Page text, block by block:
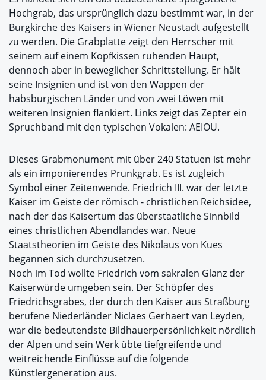
Hochgrab, das ursprünglich dazu bestimmt war, in der
Burgkirche des Kaisers in Wiener Neustadt aufgestellt
zu werden. Die Grabplatte zeigt den Herrscher mit
seinem auf einem Kopfkissen ruhenden Haupt,
dennoch aber in beweglicher Schrittstellung. Er hält
seine Insignien und ist von den Wappen der
habsburgischen Länder und von zwei Löwen mit
weiteren Insignien flankiert. Links zeigt das Zepter ein
Spruchband mit den typischen Vokalen: AEIOU.
Dieses Grabmonument mit über 240 Statuen ist mehr
als ein imponierendes Prunkgrab. Es ist zugleich
Symbol einer Zeitenwende. Friedrich III. war der letzte
Kaiser im Geiste der römisch - christlichen Reichsidee,
nach der das Kaisertum das überstaatliche Sinnbild
eines christlichen Abendlandes war. Neue
Staatstheorien im Geiste des Nikolaus von Kues
begannen sich durchzusetzen.
Noch im Tod wollte Friedrich vom sakralen Glanz der
Kaiserwürde umgeben sein. Der Schöpfer des
Friedrichsgrabes, der durch den Kaiser aus Straßburg
berufene Niederländer Niclaes Gerhaert van Leyden,
war die bedeutendste Bildhauerpersönlichkeit nördlich
der Alpen und sein Werk übte tiefgreifende und
weitreichende Einflüsse auf die folgende
Künstlergeneration aus.